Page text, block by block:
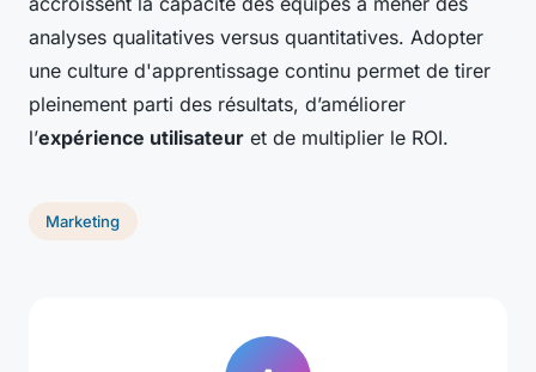
analyses qualitatives versus quantitatives. Adopter
une culture d'apprentissage continu permet de tirer
pleinement parti des résultats, d’améliorer
l’expérience utilisateur et de multiplier le ROI.
Marketing